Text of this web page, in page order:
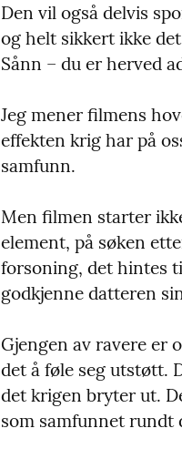
Den vil også delvis
og helt sikkert ikke
Sånn – du er herved
Jeg mener filmens
effekten krig har på
samfunn.
Men filmen starter
element, på søken
forsoning, det hintes
godkjenne datteren
Gjengen av ravere er
det å føle seg utstøtt.
det krigen bryter ut.
som samfunnet rundt